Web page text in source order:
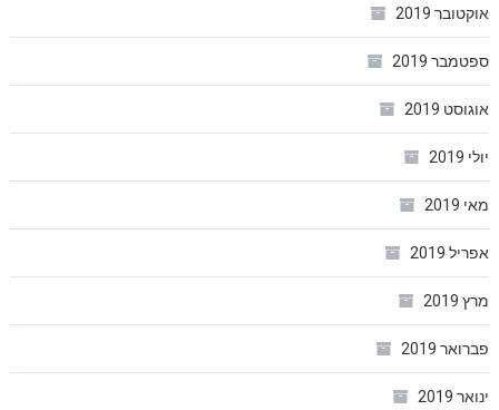
אוקטובר 2019
ספטמבר 2019
אוגוסט 2019
יולי 2019
מאי 2019
אפריל 2019
מרץ 2019
פברואר 2019
ינואר 2019